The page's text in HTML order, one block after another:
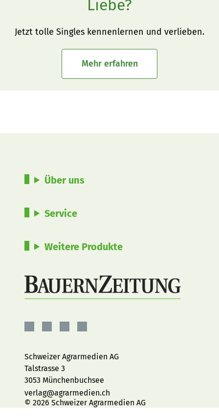
Liebe?
Jetzt tolle Singles kennenlernen und verlieben.
Mehr erfahren
Über uns
Service
Weitere Produkte
Facebook
Instagram
YouTubeLinkedIn
Schweizer Agrarmedien AG
Talstrasse 3
3053 Münchenbuchsee
verlag@agrarmedien.ch
© 2026 Schweizer Agrarmedien AG